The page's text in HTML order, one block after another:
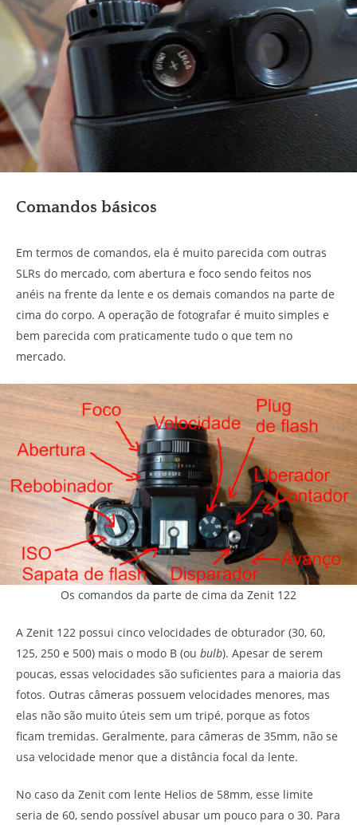
Comandos básicos
Em termos de comandos, ela é muito parecida com outras
SLRs do mercado, com abertura e foco sendo feitos nos
anéis na frente da lente e os demais comandos na parte de
cima do corpo. A operação de fotografar é muito simples e
bem parecida com praticamente tudo o que tem no
mercado.
Os comandos da parte de cima da Zenit 122
A Zenit 122 possui cinco velocidades de obturador (30, 60,
125, 250 e 500) mais o modo B (ou bulb). Apesar de serem
poucas, essas velocidades são suficientes para a maioria das
fotos. Outras câmeras possuem velocidades menores, mas
elas não são muito úteis sem um tripé, porque as fotos
ficam tremidas. Geralmente, para câmeras de 35mm, não se
usa velocidade menor que a distância focal da lente.
No caso da Zenit com lente Helios de 58mm, esse limite
seria de 60, sendo possível abusar um pouco para o 30. Para